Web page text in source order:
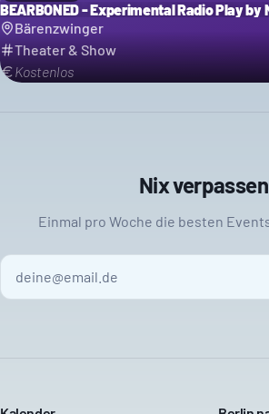
BEARBONED - Experimental Radio Play by
Bärenzwinger
Theater & Show
Kostenlos
Nix verpassen
Einmal pro Woche die besten